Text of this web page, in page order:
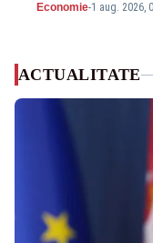
Economie-1 aug. 2026,
ACTUALITATE